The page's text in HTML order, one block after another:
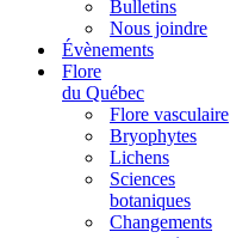
Bulletins
Nous joindre
Évènements
Flore
du Québec
Flore vasculaire
Bryophytes
Lichens
Sciences
botaniques
Changements